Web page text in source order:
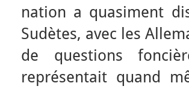
nation a quasiment
Sudètes, avec les
de questions
représentait quand